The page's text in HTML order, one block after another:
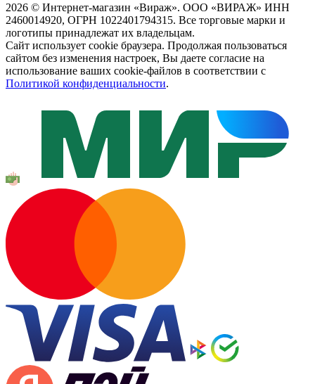
2026 © Интернет-магазин «Вираж». ООО «ВИРАЖ» ИНН
2460014920, ОГРН 1022401794315. Все торговые марки и
логотипы принадлежат их владельцам.
Сайт использует cookie браузера. Продолжая пользоваться
сайтом без изменения настроек, Вы даете согласие на
использование ваших cookie-файлов в соответствии с
Политикой конфиденциальности.